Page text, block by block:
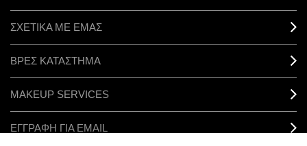
ΣΧΕΤΙΚΑ ΜΕ ΕΜΑΣ
ΒΡΕΣ ΚΑΤΑΣΤΗΜΑ
MAKEUP SERVICES
ΕΓΓΡΑΦΗ ΓΙΑ EMAIL